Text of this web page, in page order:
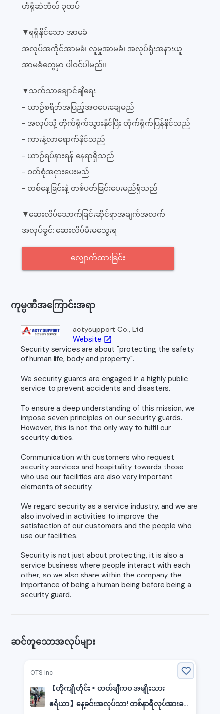
ဟီရိုဆဲဘီလ် ၃ထပ်
▼ရရှိနိုင်သော အာမခံ
အလုပ်အကိုင်အာမခံ၊ လူမှုအာမခံ၊ အလုပ်ရုံးအနားယူ
အာမခံတွေမှာ ပါဝင်ပါမည်။
▼သက်သာချောင်ချိရေး
- ယာဉ်စရိတ်အပြည့်အဝပေးချေမည်
- အလုပ်သို့ တိုက်ရိုက်သွားနိုင်ပြီး တိုက်ရိုက်ပြန်နိုင်သည်
- ကားနဲ့လာရောက်နိုင်သည်
- ယာဉ်ရပ်နားရန် နေရာရှိသည်
- ဝတ်စုံအငှားပေးမည်
- တစ်နေ့ခြင်းနဲ့ တစ်ပတ်ခြင်းပေးမည်ရှိသည်
▼ဆေးလိပ်သောက်ခြင်းဆိုင်ရာအချက်အလက်
အလုပ်ခွင်: ဆေးလိပ်မီးမသွေးရ
လျှောက်ထားခြင်း
ကုမ္ပဏီအကြောင်းအရာ
actysupport Co., Ltd
Website open_in_new
Security services are about "protecting the safety
of human life, body and property".
We security guards are engaged in a highly public
service to prevent accidents and disasters.
To ensure a deep understanding of this mission, we
impose seven principles on our security guards.
However, this is not the only way to fulfil our
security duties.
Communication with customers who request
security services and hospitality towards those
who use our facilities are also very important
elements of security.
We regard security as a service industry, and we are
also involved in activities to improve the
satisfaction of our customers and the people who
use our facilities.
Security is not just about protecting, it is also a
service business where people interact with each
other, so we also share within the company the
importance of being a human being before being a
security guard.
ဆင်တူသောအလုပ်များ
OTS Inc
【တိုကျိုတိုင်း・တတ်ချီကဝ အမျိုးသား
ဧရိယာ】နေ့ခင်းအလုပ်သာ! တစ်နာရီလုပ်အားခ